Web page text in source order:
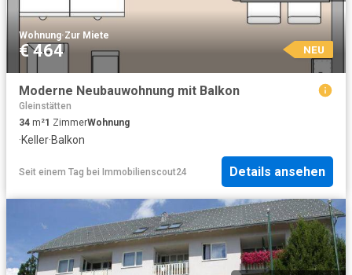
Wohnung·Zur Miete
€ 464 NEU
Moderne Neubauwohnung mit Balkon
Gleinstätten
34 m²1 ZimmerWohnung
·Keller·Balkon
Seit einem Tag bei Immobilienscout24 Details ansehen